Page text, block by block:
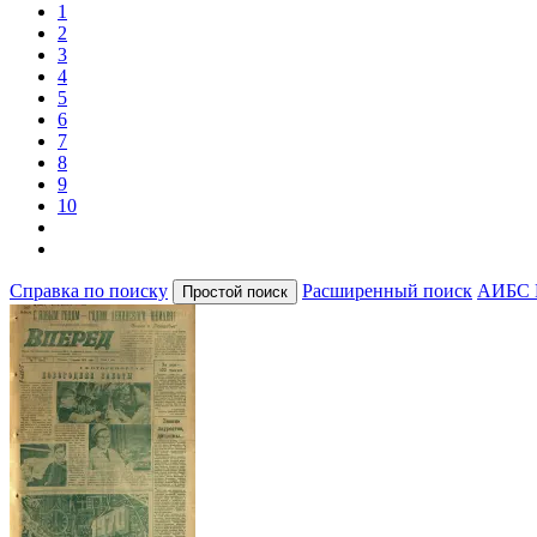
1
2
3
4
5
6
7
8
9
10
Справка по поиску Расширенный поиск АИБС